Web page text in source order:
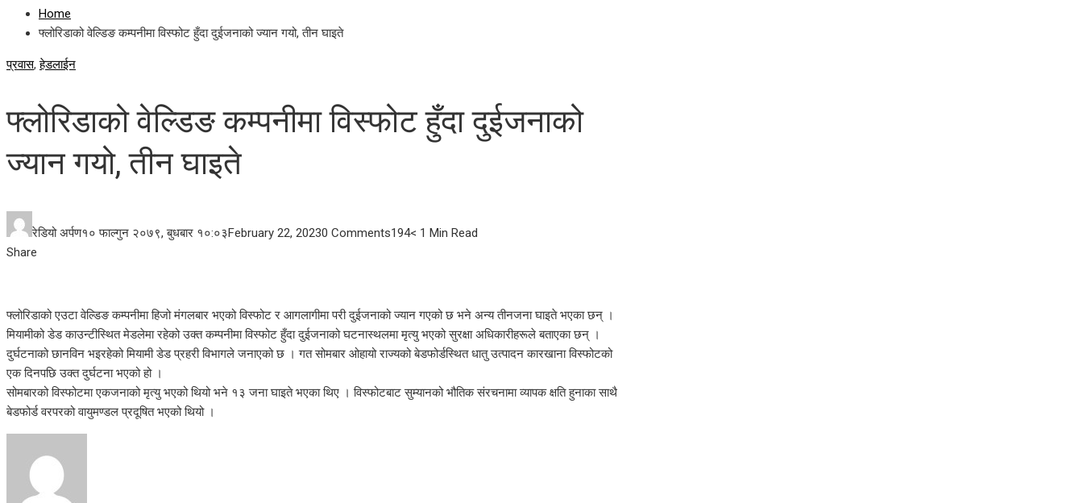
Home
फ्लोरिडाको वेल्डिङ कम्पनीमा विस्फोट हुँदा दुईजनाको ज्यान गयो, तीन घाइते
प्रवास,हेडलाईन
फ्लोरिडाको वेल्डिङ कम्पनीमा विस्फोट हुँदा दुईजनाको
ज्यान गयो, तीन घाइते
रेडियो अर्पण१० फाल्गुन २०७९, बुधबार १०:०३February 22, 20230 Comments194< 1 Min Read
Facebook
Twitter
LinkedIn
Pinterest
Stumbleupon
Email
Share
फ्लोरिडाको एउटा वेल्डिङ कम्पनीमा हिजो मंगलबार भएको विस्फोट र आगलागीमा परी दुईजनाको ज्यान गएको छ भने अन्य तीनजना घाइते भएका छन् ।
मियामीको डेड काउन्टीस्थित मेडलेमा रहेको उक्त कम्पनीमा विस्फोट हुँदा दुईजनाको घटनास्थलमा मृत्यु भएको सुरक्षा अधिकारीहरूले बताएका छन् ।
दुर्घटनाको छानविन भइरहेको मियामी डेड प्रहरी विभागले जनाएको छ । गत सोमबार ओहायो राज्यको बेडफोर्डस्थित धातु उत्पादन कारखाना विस्फोटको
एक दिनपछि उक्त दुर्घटना भएको हो ।
सोमबारको विस्फोटमा एकजनाको मृत्यु भएको थियो भने १३ जना घाइते भएका थिए । विस्फोटबाट सुम्यानको भौतिक संरचनामा व्यापक क्षति हुनाका साथै
बेडफोर्ड वरपरको वायुमण्डल प्रदूषित भएको थियो ।